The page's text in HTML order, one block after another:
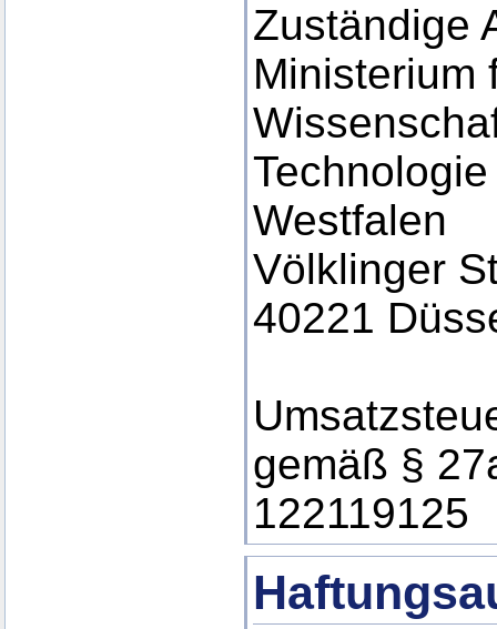
Zuständige
Ministerium
Westfalen
Völklinger
40221
gemäß §
122119125